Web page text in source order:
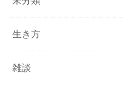
生き方
雑談